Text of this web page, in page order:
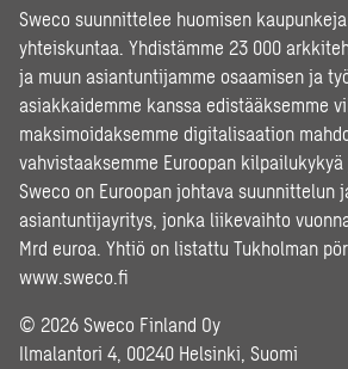
Sweco suunnittelee huomisen
yhteiskuntaa. Yhdistämme 23 000
ja muun asiantuntijamme osaamisen ja
asiakkaidemme kanssa edistääksemme
maksimoidaksemme digitalisaation
vahvistaaksemme Euroopan kilpailukykyä
Sweco on Euroopan johtava suunnittelun
asiantuntijayritys, jonka liikevaihto
Mrd euroa. Yhtiö on listattu Tukholman
www.sweco.fi
© 2026 Sweco Finland Oy
Ilmalantori 4, 00240 Helsinki, Suomi